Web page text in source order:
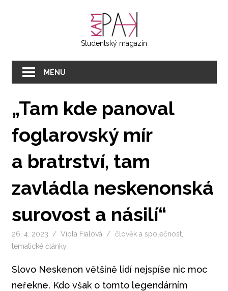
Studentský magazín
MENU
„Tam kde panoval
foglarovský mír
a bratrství, tam
zavládla neskenonská
surovost a násilí“
26. 4. 2023 Viola Fialová člověk a společnost,
tematické články
Slovo Neskenon většině lidí nejspíše nic moc
neřekne. Kdo však o tomto legendárním